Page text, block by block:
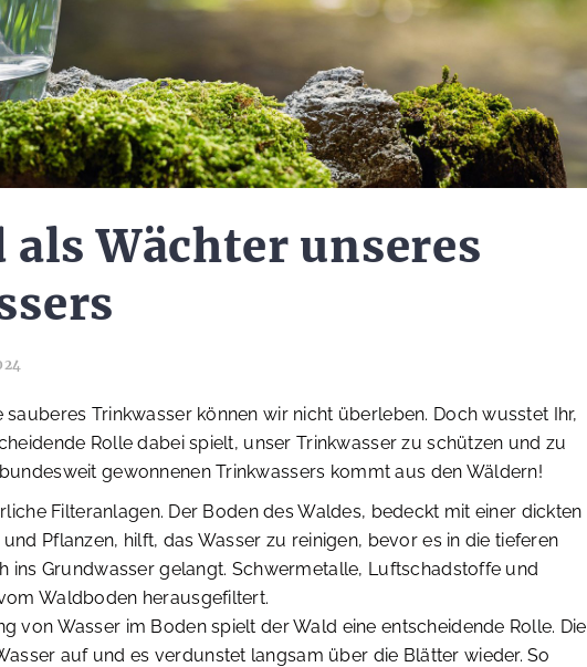
als Wächter unseres
sauberes Trinkwasser können wir nicht überleben. Doch wusstet Ihr,
Rolle dabei spielt, unser Trinkwasser zu schützen und zu
gewonnenen Trinkwassers kommt aus den Wäldern!
Filteranlagen. Der Boden des Waldes, bedeckt mit einer dickten
Pflanzen, hilft, das Wasser zu reinigen, bevor es in die tieferen
ins Grundwasser gelangt. Schwermetalle, Luftschadstoffe und
Waldboden herausgefiltert.
von Wasser im Boden spielt der Wald eine entscheidende Rolle. Die
auf und es verdunstet langsam über die Blätter wieder. So